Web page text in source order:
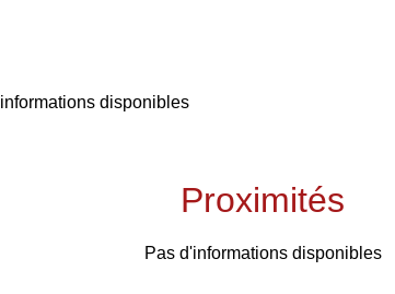
disponibles
Proximités
Pas d'informations disponibles